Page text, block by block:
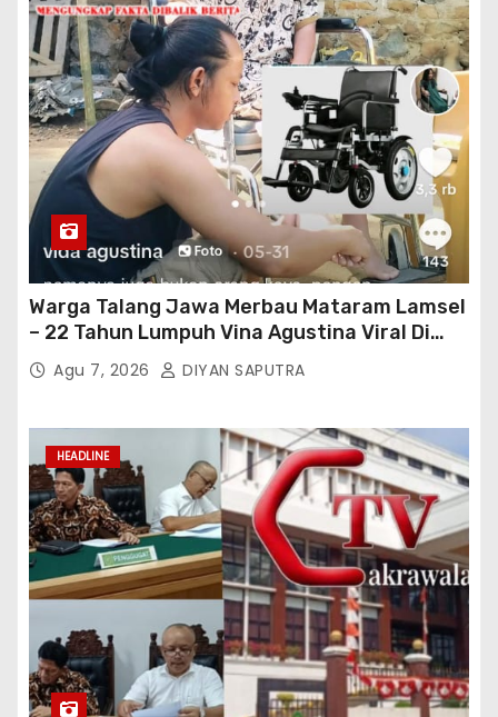
Warga Talang Jawa Merbau Mataram Lamsel
– 22 Tahun Lumpuh Vina Agustina Viral Di
Tiktok Inginkan Kursi Roda Listrik, Kepala
Perwakilan Provinsi Lampung Media
Bertindak
Agu 7, 2026 DIYAN SAPUTRA
HEADLINE